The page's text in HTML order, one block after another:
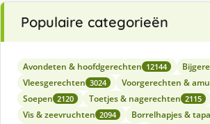
Populaire categorieën
Avondeten & hoofdgerechten 12144
Vleesgerechten 3024 Voorgerechten &
Soepen 2120 Toetjes & nagerechten 2115
Vis & zeevruchten 2094 Borrelhapjes &